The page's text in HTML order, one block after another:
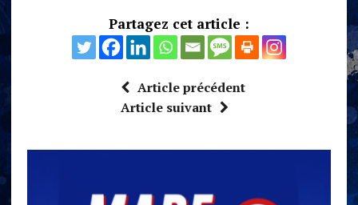
Partagez cet article :
Article précédent
Article suivant